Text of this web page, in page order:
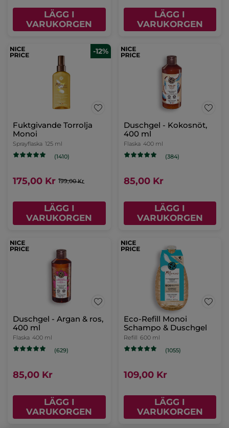
LÄGG I
VARUKORGEN
LÄGG I
VARUKORGEN
-12%
Fuktgivande Torrolja
Monoi
Sprayflaska 125 ml
(1410)
175,00 Kr 199,00 Kr
LÄGG I
VARUKORGEN
Duschgel - Kokosnöt,
400 ml
Flaska 400 ml
(384)
85,00 Kr
LÄGG I
VARUKORGEN
Duschgel - Argan & ros,
400 ml
Flaska 400 ml
(629)
85,00 Kr
LÄGG I
VARUKORGEN
Eco-Refill Monoi
Schampo & Duschgel
Refill 600 ml
(1055)
109,00 Kr
LÄGG I
VARUKORGEN